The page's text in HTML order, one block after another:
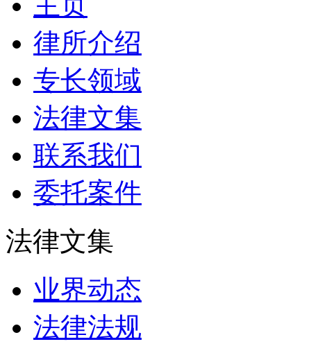
律所介绍
专长领域
法律文集
联系我们
委托案件
法律文集
业界动态
法律法规